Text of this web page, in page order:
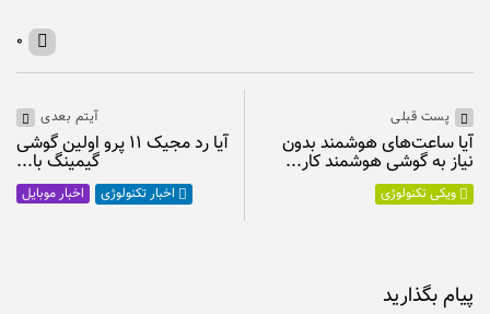
۰
پست قبلی
آیا ساعت‌های هوشمند بدون
نیاز به گوشی هوشمند کار...
ویکی تکنولوژی
آیتم بعدی
آیا رد مجیک ۱۱ پرو اولین گوشی
گیمینگ با...
اخبار تکنولوژی اخبار موبایل
پیام بگذارید